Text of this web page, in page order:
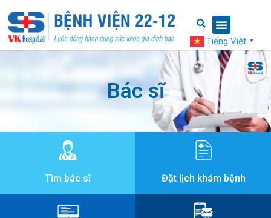
Tiếng Việt ▼
Bác sĩ
Tìm bác sĩ Đặt lịch khám bệnh